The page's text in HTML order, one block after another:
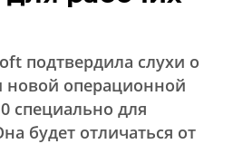
подтвердила слухи о
новой операционной
специально для
будет отличаться от